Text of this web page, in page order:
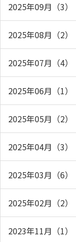
2025年09月（3）
2025年08月（2）
2025年07月（4）
2025年06月（1）
2025年05月（2）
2025年04月（3）
2025年03月（6）
2025年02月（2）
2023年11月（1）